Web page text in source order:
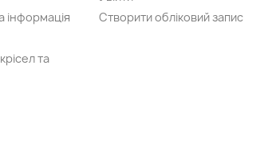
інформація
та
Створити обліковий запис